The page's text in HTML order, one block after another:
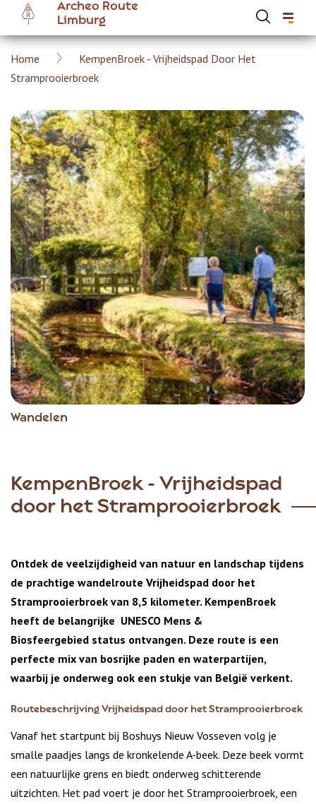
Overslaan
naar
inhoud
Archeo Route
Limburg
Kruimelpad
Home
KempenBroek - Vrijheidspad Door Het
Stramprooierbroek
Wandelen
KempenBroek - Vrijheidspad
door het Stramprooierbroek
Ontdek de veelzijdigheid van natuur en landschap tijdens
de prachtige wandelroute Vrijheidspad door het
Stramprooierbroek van 8,5 kilometer. KempenBroek
heeft de belangrijke UNESCO Mens &
Biosfeergebied status ontvangen. Deze route is een
perfecte mix van bosrijke paden en waterpartijen,
waarbij je onderweg ook een stukje van België verkent.
Routebeschrijving Vrijheidspad door het Stramprooierbroek
Vanaf het startpunt bij Boshuys Nieuw Vosseven volg je
smalle paadjes langs de kronkelende A-beek. Deze beek vormt
een natuurlijke grens en biedt onderweg schitterende
uitzichten. Het pad voert je door het Stramprooierbroek, een